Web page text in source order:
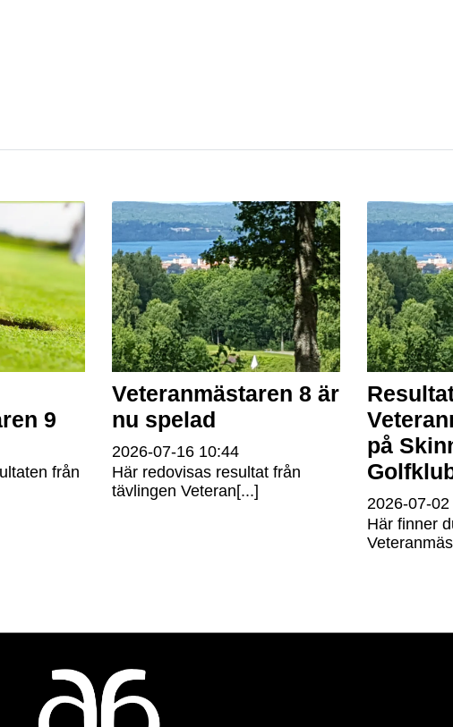
9
från
Veteranmästaren 8 är
nu spelad
2026-07-16 10:44
Här redovisas resultat från
tävlingen Veteran[...]
på
2026-07-02
Här finner